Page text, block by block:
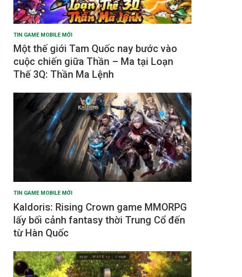
TIN GAME MOBILE MỚI
Một thế giới Tam Quốc nay bước vào
cuộc chiến giữa Thần – Ma tại Loạn
Thế 3Q: Thần Ma Lệnh
TIN GAME MOBILE MỚI
Kaldoris: Rising Crown game MMORPG
lấy bối cảnh fantasy thời Trung Cổ đến
từ Hàn Quốc